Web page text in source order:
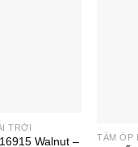
TRỜI
Walnut –
TẤM ỐP